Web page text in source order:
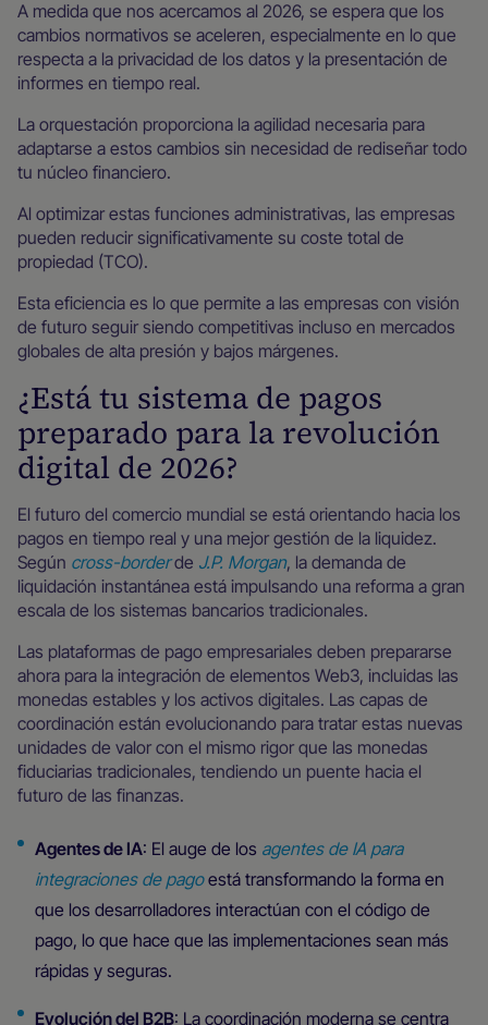
A medida que nos acercamos al 2026, se espera que los
cambios normativos se aceleren, especialmente en lo que
respecta a la privacidad de los datos y la presentación de
informes en tiempo real.
La orquestación proporciona la agilidad necesaria para
adaptarse a estos cambios sin necesidad de rediseñar todo
tu núcleo financiero.
Al optimizar estas funciones administrativas, las empresas
pueden reducir significativamente su coste total de
propiedad (TCO).
Esta eficiencia es lo que permite a las empresas con visión
de futuro seguir siendo competitivas incluso en mercados
globales de alta presión y bajos márgenes.
¿Está tu sistema de pagos
preparado para la revolución
digital de 2026?
El futuro del comercio mundial se está orientando hacia los
pagos en tiempo real y una mejor gestión de la liquidez.
Según cross-borderde J.P. Morgan, la demanda de
liquidación instantánea está impulsando una reforma a gran
escala de los sistemas bancarios tradicionales.
Las plataformas de pago empresariales deben prepararse
ahora para la integración de elementos Web3, incluidas las
monedas estables y los activos digitales. Las capas de
coordinación están evolucionando para tratar estas nuevas
unidades de valor con el mismo rigor que las monedas
fiduciarias tradicionales, tendiendo un puente hacia el
futuro de las finanzas.
Agentes de IA: El auge de los agentes de IA para
integraciones de pagoestá transformando la forma en
que los desarrolladores interactúan con el código de
pago, lo que hace que las implementaciones sean más
rápidas y seguras.
Evolución del B2B: La coordinación moderna se centra